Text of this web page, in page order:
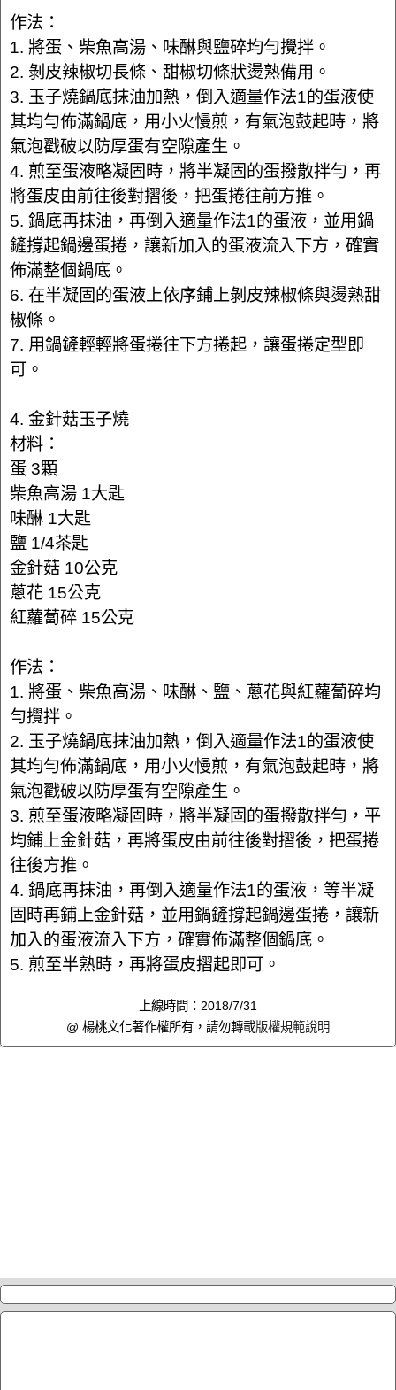
作法：
1. 將蛋、柴魚高湯、味醂與鹽碎均勻攪拌。
2. 剝皮辣椒切長條、甜椒切條狀燙熟備用。
3. 玉子燒鍋底抹油加熱，倒入適量作法1的蛋液使
其均勻佈滿鍋底，用小火慢煎，有氣泡鼓起時，將
氣泡戳破以防厚蛋有空隙產生。
4. 煎至蛋液略凝固時，將半凝固的蛋撥散拌勻，再
將蛋皮由前往後對摺後，把蛋捲往前方推。
5. 鍋底再抹油，再倒入適量作法1的蛋液，並用鍋
鏟撐起鍋邊蛋捲，讓新加入的蛋液流入下方，確實
佈滿整個鍋底。
6. 在半凝固的蛋液上依序鋪上剝皮辣椒條與燙熟甜
椒條。
7. 用鍋鏟輕輕將蛋捲往下方捲起，讓蛋捲定型即
可。
4. 金針菇玉子燒
材料：
蛋 3顆
柴魚高湯 1大匙
味醂 1大匙
鹽 1/4茶匙
金針菇 10公克
蔥花 15公克
紅蘿蔔碎 15公克
作法：
1. 將蛋、柴魚高湯、味醂、鹽、蔥花與紅蘿蔔碎均
勻攪拌。
2. 玉子燒鍋底抹油加熱，倒入適量作法1的蛋液使
其均勻佈滿鍋底，用小火慢煎，有氣泡鼓起時，將
氣泡戳破以防厚蛋有空隙產生。
3. 煎至蛋液略凝固時，將半凝固的蛋撥散拌勻，平
均鋪上金針菇，再將蛋皮由前往後對摺後，把蛋捲
往後方推。
4. 鍋底再抹油，再倒入適量作法1的蛋液，等半凝
固時再鋪上金針菇，並用鍋鏟撐起鍋邊蛋捲，讓新
加入的蛋液流入下方，確實佈滿整個鍋底。
5. 煎至半熟時，再將蛋皮摺起即可。
上線時間：2018/7/31
@ 楊桃文化著作權所有，請勿轉載版權規範說明